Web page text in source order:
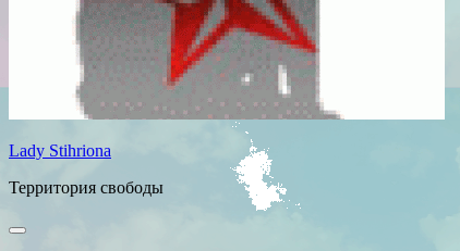
Lady Stihriona
Территория свободы